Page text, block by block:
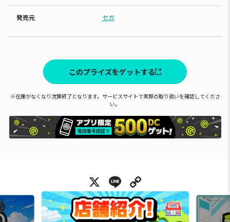
発売元 セガ
このプライズをゲットする
※在庫がなくなり次第終了となります。サービスサイトで実際の取り扱いを確認してくださ
い。
X Line